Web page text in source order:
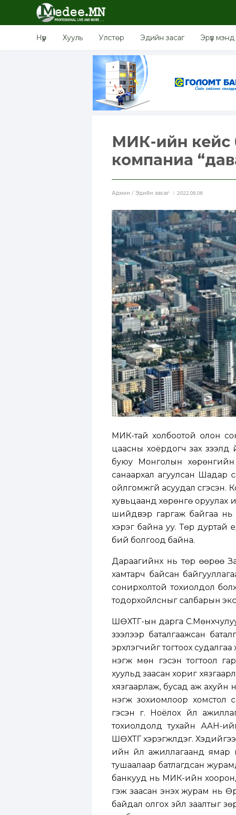
Нүүр Хууль Улстөр Эдийн засаг Эрүүл мэнд
МИК-ийн кейс
компаниа
Aдмин / Эдийн засаг 2022.06.06
МИК-тай холбоотой олон
цаасны хоёрдогч зах зээлд
буюу Монголын хөрөнгийн
санаархал агуулсан Шадар
ойлгомжгүй асуудал
хувьцаанд хөрөнгө оруулах
шийдвэр гаргаж байгаа нь
хэрэг байна уу. Төр дуртай
бий болгоод байна.
Дараагийнх нь төр өөрөө
хамтарч байсан
сонирхолтой тохиолдол
тодорхойлсныг салбарын
ШӨХТГ-ын дарга
зээлээр баталгаажсан
эрхлэгчийг тогтоох
нэгж мөн гэсэн тогтоол
хуульд заасан хориг
хязгаарлаж, бусад аж ахуйн
нэгж зохиомлоор хомстол
гэсэн үг. Ноёлох үйл
тохиолдолд тухайн ААН-
ШӨХТГ хэрэгжүүлдэг.
ийн үйл ажиллагаанд ямар
тушаалаар батлагдсан
банкууд нь МИК-ийн хооронд
гэж заасан энэхүү журам нь
байдал олгох зүйл заалтыг